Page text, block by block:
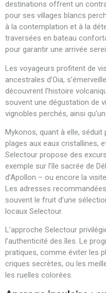
destinations offrent un
pour ses villages blancs
à la contemplation et à la
traversées en bateau
pour garantir une arrivée
Les voyageurs profitent de
ancestrales d’Oia,
découvrent l’histoire
souvent une dégustation de
vignobles perchés, ainsi
Mykonos, quant à elle,
plages aux eaux cristallines,
Selectour propose des
exemple sur l’île sacrée de
d’Apollon – ou encore la
Les adresses
souvent le fruit d’une
locaux Selectour.
L’approche Selectour
l’authenticité des îles. Le
pratiques, comme éviter les
criques secrètes, ou les
les ruelles colorées.